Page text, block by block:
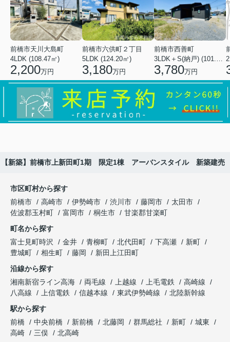
前橋市天川大島町
4LDK (108.47㎡)
2,200万円
前橋市六供町２丁目
5LDK (124.20㎡)
3,180万円
前橋市西善町
3,780万円
【新築】前橋市上新田町1期 限定1棟 アーバンスタイル 新築建売
市区町村から探す
前橋市
高崎市 伊勢崎市 渋川市 藤岡市
太田市
佐波郡玉村町
富岡市 桐生市
甘楽郡甘楽町
町名から探す
富士見町時沢
金井 青柳町 北代田町 下高瀬
新町
豊城町
相生町 藤岡
新田上江田町
沿線から探す
湘南新宿ライン高海
両毛線 上越線 上毛電鉄
高崎線
八高線
上信電鉄 信越本線 東武伊勢崎線
北陸新幹線
駅から探す
前橋
中央前橋 新前橋 北藤岡 群馬総社 新町
城東
高崎
三俣 北高崎